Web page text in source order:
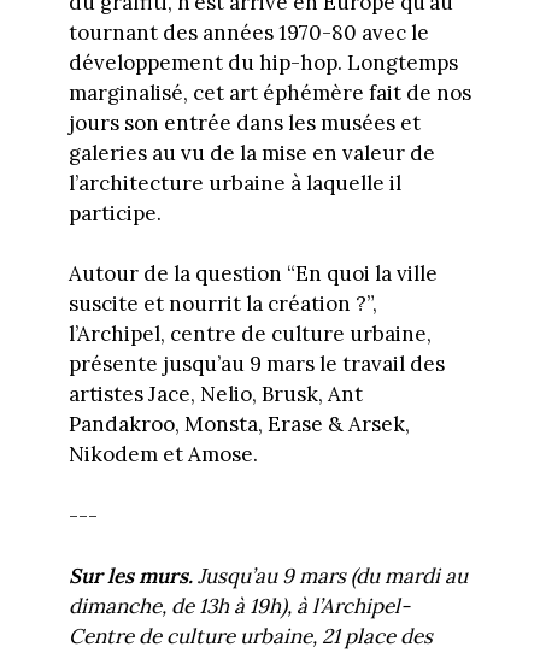
tournant des années 1970-80 avec le
développement du hip-hop. Longtemps
marginalisé, cet art éphémère fait de nos
jours son entrée dans les musées et
galeries au vu de la mise en valeur de
l’architecture urbaine à laquelle il
participe.
Autour de la question “En quoi la ville
suscite et nourrit la création ?”,
l’Archipel, centre de culture urbaine,
présente jusqu’au 9 mars le travail des
artistes Jace, Nelio, Brusk, Ant
Pandakroo, Monsta, Erase & Arsek,
Nikodem et Amose.
---
Sur les murs.Jusqu’au 9 mars (du mardi au
dimanche, de 13h à 19h), à l’Archipel-
Centre de culture urbaine, 21 place des